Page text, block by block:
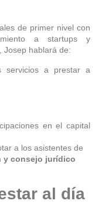
de primer nivel con
a startups y
Josep hablará de:
servicios a prestar a
en el capital
a los asistentes de
y consejo jurídico
al día